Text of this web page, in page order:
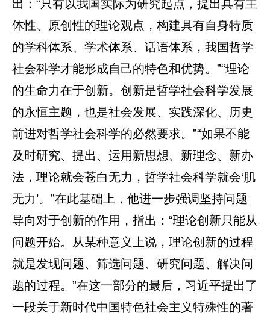
出：“只有以我国实际为研究起点，提出具有主
体性、原创性的理论观点，构建具有自身特质
的学科体系、学术体系、话语体系，我国哲学
社会科学才能形成自己的特色和优势。”“理论
的生命力在于创新。创新是哲学社会科学发展
的永恒主题，也是社会发展、实践深化、历史
前进对哲学社会科学的必然要求。”“如果不能
及时研究、提出、运用新思想、新理念、新办
法，理论就会苍白无力，哲学社会科学就会‘肌
无力’。”在此基础上，他进一步强调坚持问题
导向对于创新的作用，指出：“理论创新只能从
问题开始。从某种意义上说，理论创新的过程
就是发现问题、筛选问题、研究问题、解决问
题的过程。”在这一部分的最后，习近平提出了
一段关于新时代中国特色社会主义特殊性的著